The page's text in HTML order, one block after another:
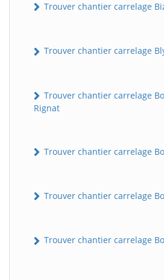
Trouver chantier carrelage
Trouver chantier carrelage
Trouver chantier carrelage
Rignat
Trouver chantier carrelage
Trouver chantier carrelage
Trouver chantier carrelage